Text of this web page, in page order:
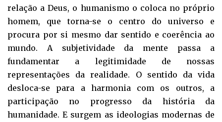
relação a Deus, o humanismo o coloca no próprio
homem, que torna-se o centro do universo e
procura por si mesmo dar sentido e coerência ao
mundo. A subjetividade da mente passa a
fundamentar a legitimidade de nossas
representações da realidade. O sentido da vida
desloca-se para a harmonia com os outros, a
participação no progresso da história da
humanidade. E surgem as ideologias modernas de